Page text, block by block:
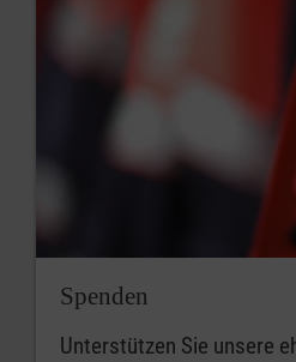
Spenden
Unterstützen Sie unsere